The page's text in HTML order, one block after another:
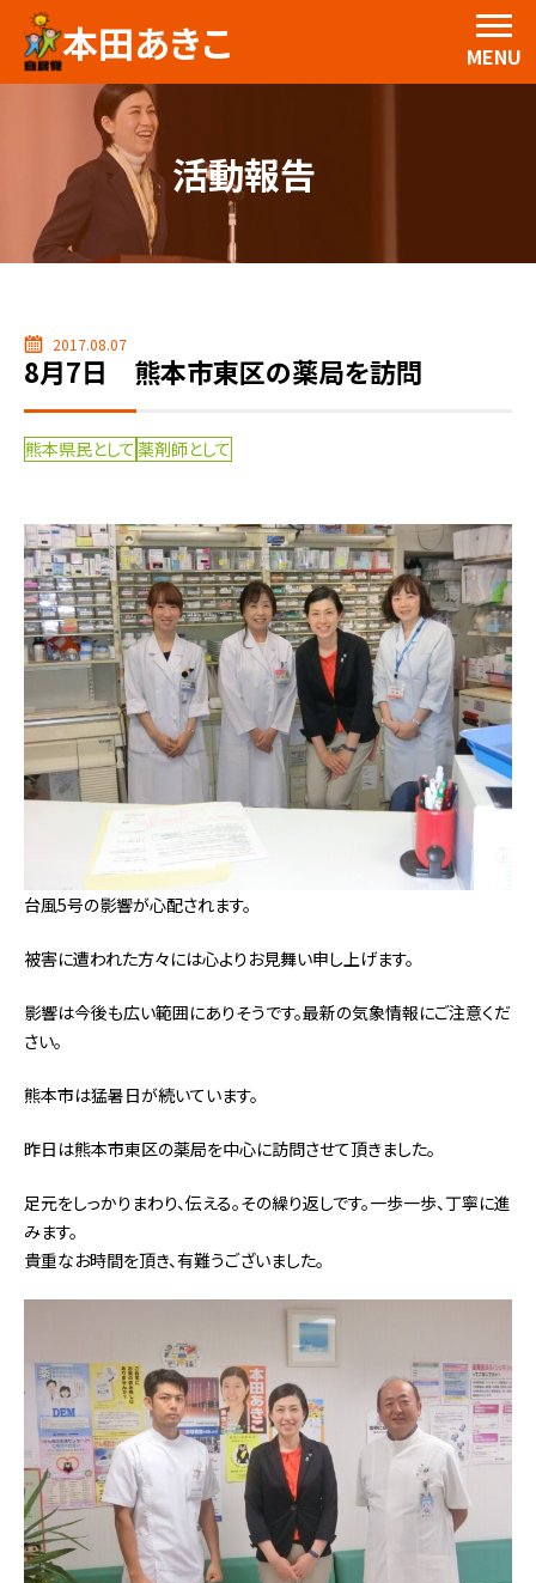
本田あきこ MENU
活動報告
2017.08.07
8月7日 熊本市東区の薬局を訪問
熊本県民として 薬剤師として
台風5号の影響が心配されます。
被害に遭われた方々には心よりお見舞い申し上げます。
影響は今後も広い範囲にありそうです。最新の気象情報にご注意くだ
さい。
熊本市は猛暑日が続いています。
昨日は熊本市東区の薬局を中心に訪問させて頂きました。
足元をしっかりまわり、伝える。その繰り返しです。一歩一歩、丁寧に進
みます。
貴重なお時間を頂き、有難うございました。